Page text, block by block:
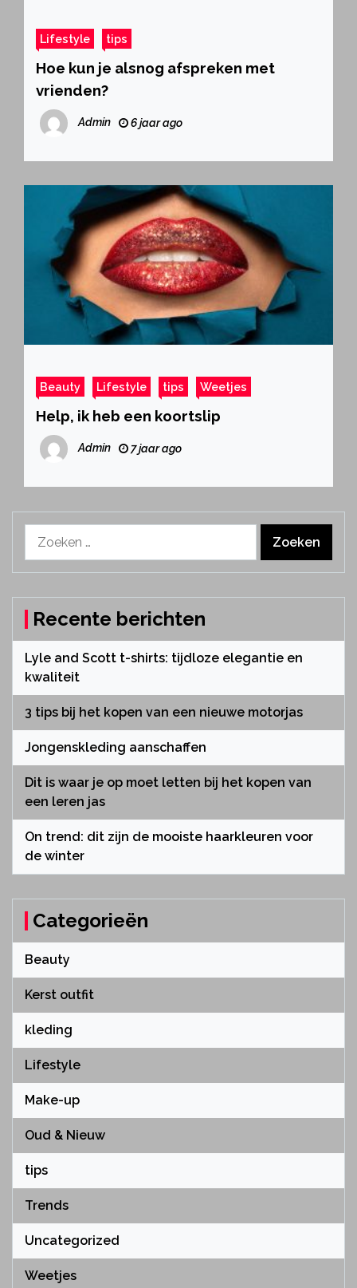
Lifestyle tips
Hoe kun je alsnog afspreken met
vrienden?
Admin 6 jaar ago
Beauty Lifestyle tips Weetjes
Help, ik heb een koortslip
Admin 7 jaar ago
naar:
Recente berichten
Lyle and Scott t-shirts: tijdloze elegantie en
kwaliteit
3 tips bij het kopen van een nieuwe motorjas
Jongenskleding aanschaffen
Dit is waar je op moet letten bij het kopen van
een leren jas
On trend: dit zijn de mooiste haarkleuren voor
de winter
Categorieën
Beauty
Kerst outfit
kleding
Lifestyle
Make-up
Oud & Nieuw
tips
Trends
Uncategorized
Weetjes